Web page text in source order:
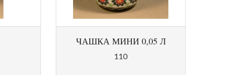
ЧАШКА МИНИ 0,05 Л
110